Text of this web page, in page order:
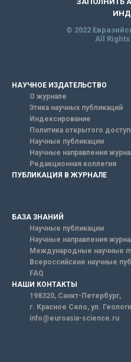
© 2022
All
НАУЧНОЕ ИЗДАТЕЛЬСТВО
О журнале
Этика научных публикаций
Индексирование
Политика открытого
Научные публикации
Научные направления
Редакционная коллегия
ПУБЛИКАЦИЯ В ЖУРНАЛЕ
БАЗА ЗНАНИЙ
Научные публикации
Научные направления
Международные научные
Всероссийские научные
FAQ
НАШИ КОНТАКТЫ
198320, Санкт-Петербург,
г. Красное Село, ул.
info@euroasia-science.ru